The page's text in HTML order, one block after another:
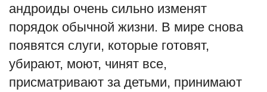
андроиды очень сильно изменят
порядок обычной жизни. В мире снова
появятся слуги, которые готовят,
убирают, моют, чинят все,
присматривают за детьми, принимают